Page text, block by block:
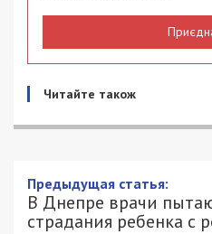
Читайте також
Предыдущая статья:
В Днепре врачи
страдания ребенка с